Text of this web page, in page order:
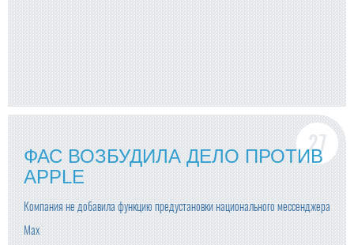
ФАС ВОЗБУДИЛА ДЕЛО ПРОТИВ
APPLE
Компания не добавила функцию предустановки национального мессенджера
Мах